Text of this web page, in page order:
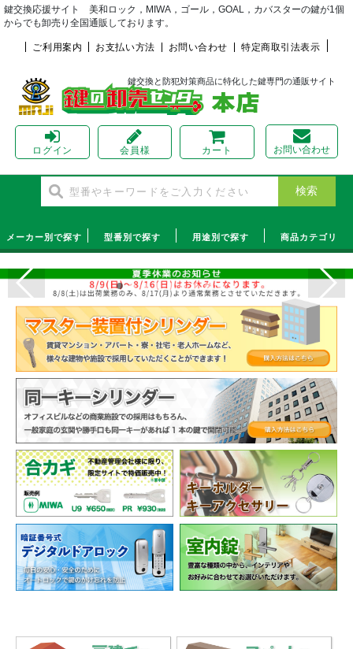
鍵交換応援サイト 美和ロック，MIWA，ゴール，GOAL，カバスターの鍵が1個
からでも卸売り全国通販しております。
ご利用案内 お支払い方法 お問い合わせ 特定商取引法表示
鍵交換と防犯対策商品に特化した鍵専門の通販サイト
ログイン 会員様 カート お問い合わせ
メーカー別で探す 型番別で探す 用途別で探す 商品カテゴリ